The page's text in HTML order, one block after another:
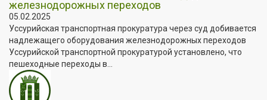
железнодорожных переходов
05.02.2025
️Уссурийская транспортная прокуратура через суд добивается
надлежащего оборудования железнодорожных переходов
Уссурийской транспортной прокуратурой установлено, что
пешеходные переходы в...